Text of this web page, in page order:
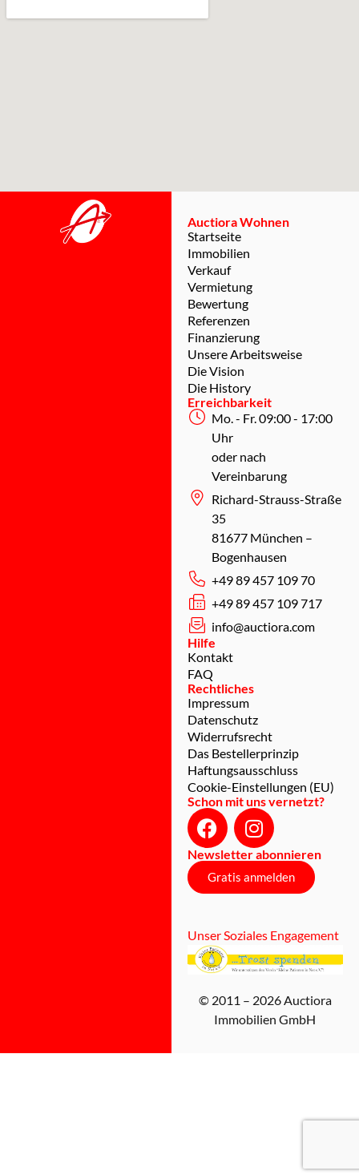
Auctiora Wohnen
Startseite
Immobilien
Verkauf
Vermietung
Bewertung
Referenzen
Finanzierung
Unsere Arbeitsweise
Die Vision
Die History
Erreichbarkeit
Mo. - Fr. 09:00 - 17:00
Uhr
oder nach
Vereinbarung
Richard-Strauss-Straße
35
81677 München –
Bogenhausen
+49 89 457 109 70
+49 89 457 109 717
info@auctiora.com
Hilfe
Kontakt
FAQ
Rechtliches
Impressum
Datenschutz
Widerrufsrecht
Das Bestellerprinzip
Haftungsausschluss
Cookie-Einstellungen (EU)
Schon mit uns vernetzt?
Newsletter abonnieren
Gratis anmelden
Unser Soziales Engagement
© 2011 – 2026 Auctiora
Immobilien GmbH